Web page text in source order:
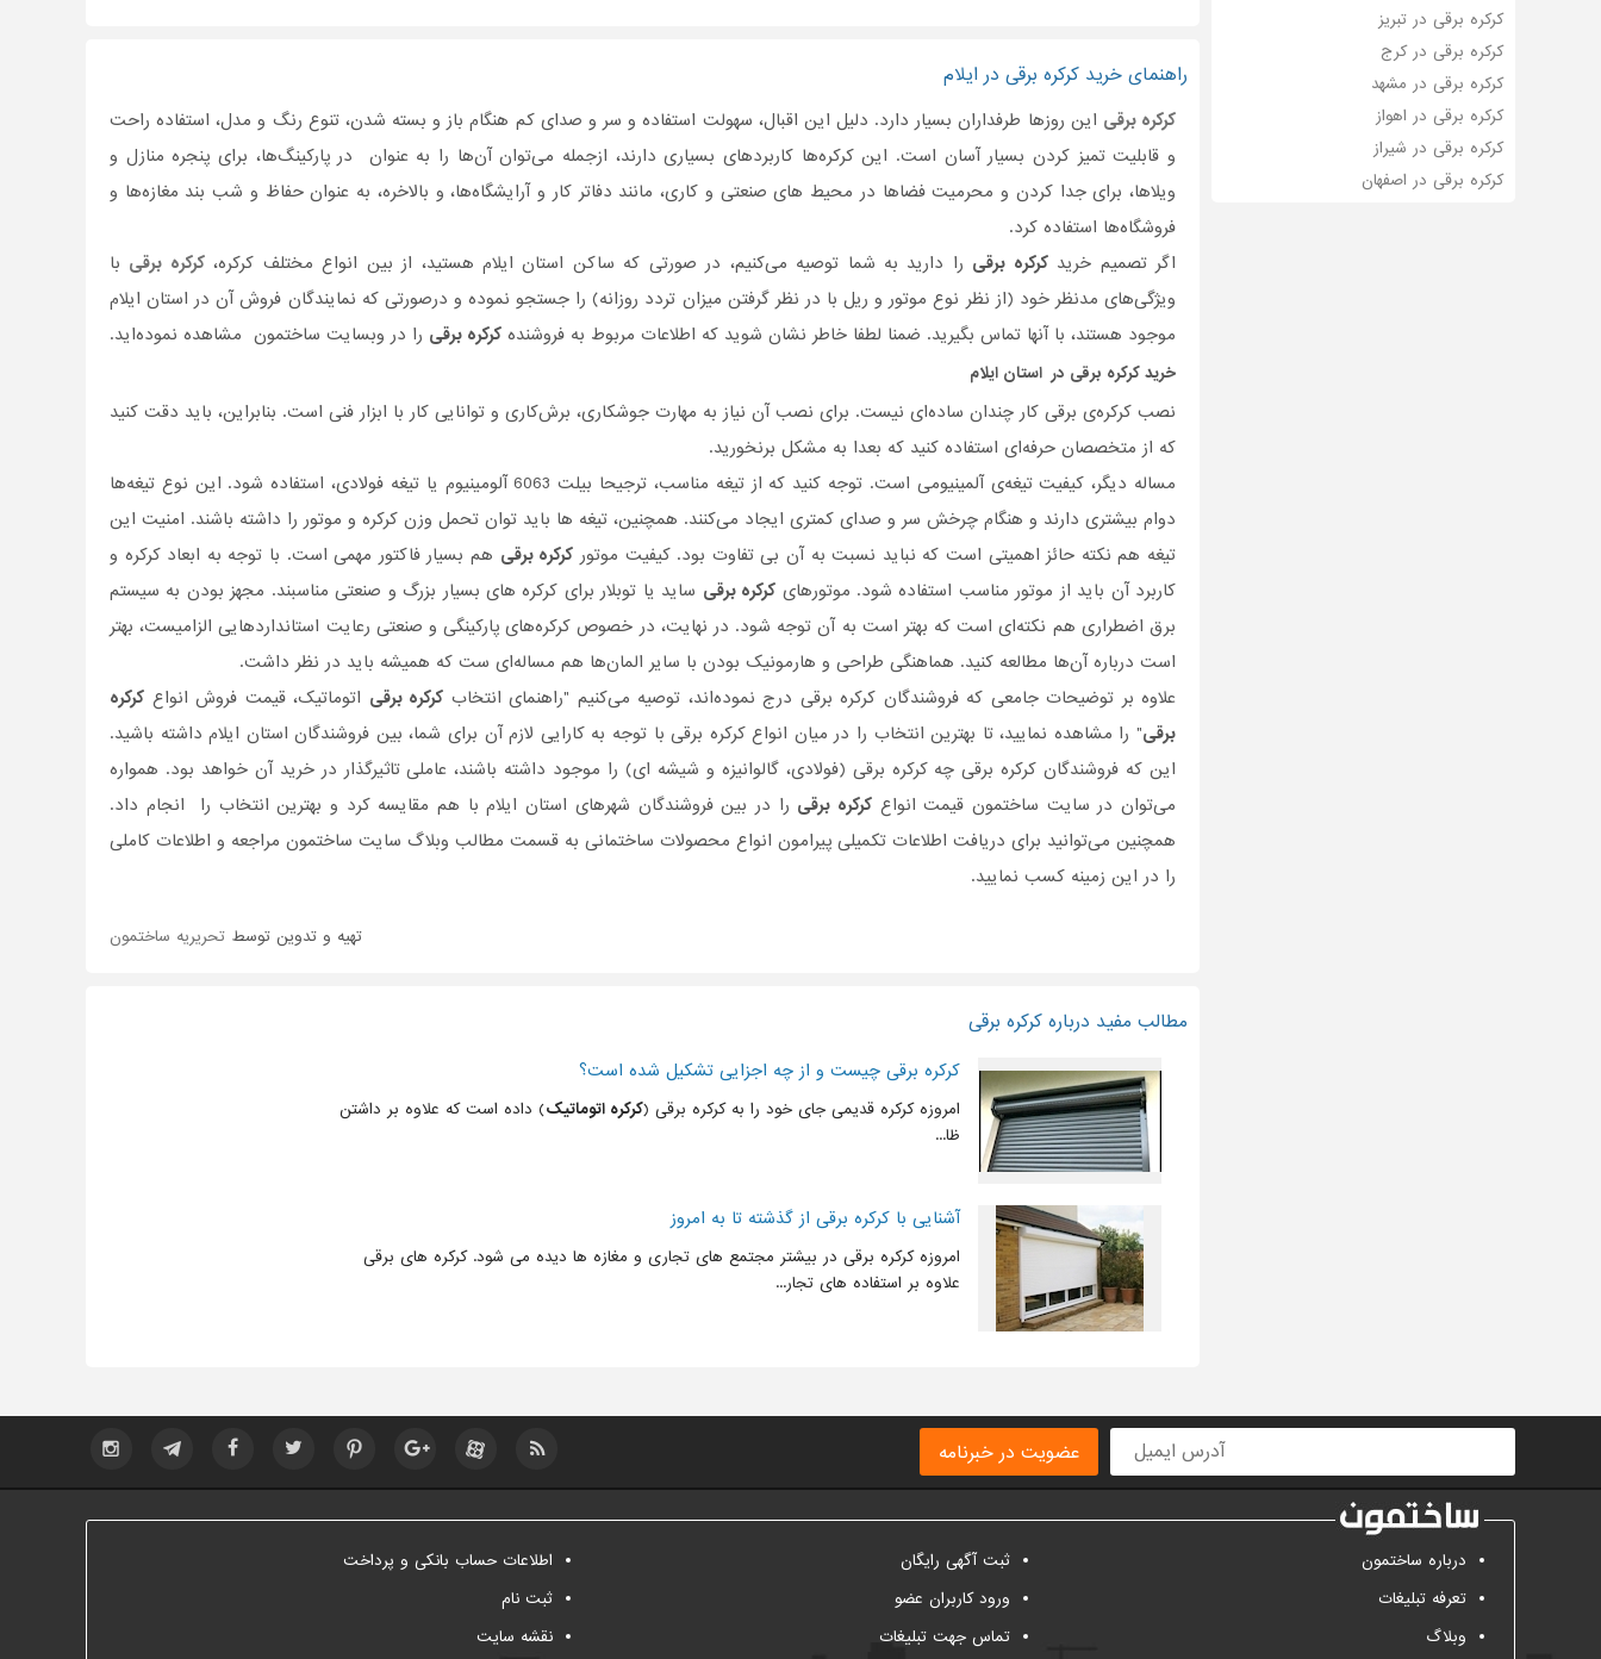
راهنمای خرید کرکره برقی در ایلام
کرکره برقی این روزها طرفداران بسیار دارد. دلیل این اقبال، سهولت استفاده و سر و صدای کم هنگام باز و بسته شدن، تنوع رنگ و مدل، استفاده راحت
و قابلیت تمیز کردن بسیار آسان است. این کرکره‌ها کاربردهای بسیاری دارند، ازجمله می‌توان آن‌ها را به عنوان در ‌پارکینگ‌ها، برای پنجره منازل و
ویلاها، برای جدا کردن و محرمیت فضاها در محیط های صنعتی و کاری، مانند دفاتر کار و آرایشگاه‌ها، و بالاخره، به عنوان حفاظ و شب بند مغازه‌ها و
فروشگا‌ه‌ها استفاده کرد.
اگر تصمیم خریدکرکره برقی را دارید به شما توصیه می‌کنیم، در صورتی که ساکن استان ایلام هستید، از بین انواع مختلف کرکره،کرکره برقی با
ویژگی‌های مدنظر خود (از نظر نوع موتور و ریل با در نظر گرفتن میزان تردد روزانه) را جستجو نموده و درصورتی‌ که نمایندگان فروش آن در استان ایلام
موجود هستند، با آنها تماس بگیرید. ضمنا لطفا خاطر نشان شوید که اطلاعات مربوط به فروشنده کرکره برقی را در وبسایت ساختمون مشاهده نموده‌اید.
خرید کرکره برقی در استان ایلام
نصب کرکره‌ی برقی کار چندان ساده‌ای نیست. برای نصب آن نیاز به مهارت جوشکاری، برش‌کاری و توانایی کار با ابزار فنی است. بنابراین، باید دقت کنید
که از متخصصان حرفه‌ای استفاده کنید که بعدا به مشکل برنخورید.
مساله دیگر، کیفیت تیغه‌ی آلمینیومی است. توجه کنید که از تیغه مناسب، ترجیحا بیلت 6063 آلومینیوم یا تیغه فولادی، استفاده شود. این نوع تیغه‌ها
دوام بیشتری دارند و هنگام چرخش سر و صدای کمتری ایجاد می‌کنند. همچنین، تیغه ها باید توان تحمل وزن کرکره و موتور را داشته باشند. امنیت این
تیغه هم نکته حائز اهمیتی است که نباید نسبت به آن بی تفاوت بود. کیفیت موتور کرکره برقی هم بسیار فاکتور مهمی است. با توجه به ابعاد کرکره و
کاربرد آن باید از موتور مناسب استفاده شود. موتورهای کرکره برقی ساید یا توبلار برای کرکره های بسیار بزرگ و صنعتی مناسبند. مجهز بودن به سیستم
برق اضطراری هم نکته‌ای است که بهتر است به آن توجه شود. در نهایت، در خصوص کرکره‌های پارکینگی و صنعتی رعایت استانداردهایی الزامیست، بهتر
است درباره آن‌ها مطالعه کنید. هماهنگی طراحی و هارمونیک بودن با سایر المان‌ها هم مساله‌ای ست که همیشه باید در نظر داشت.
علاوه بر توضیحات جامعی که فروشندگان کرکره‌ برقی درج نموده‌اند، توصیه می‌کنیم "راهنمای انتخاب کرکره برقی اتوماتیک، قیمت فروش انواع کرکره
برقی" را مشاهده نمایید، تا بهترین انتخاب را در میان انواع کرکره‌ برقی با توجه به کارایی لازم آن برای شما، بین فروشندگان استان ایلام داشته باشید.
این که فروشندگان کرکره‌ برقی چه کرکره‌ برقی (فولادی، گالوانیزه و شیشه ای) را موجود داشته باشند، عاملی تاثیر‌گذار در خرید آن خواهد بود. همواره
می‌توان در سایت ساختمون قیمت انواعکرکره برقی را در بین فروشندگان شهرهای استان ایلام با هم مقایسه کرد و بهترین انتخاب را انجام داد.
همچنین می‌توانید برای دریافت اطلاعات تکمیلی پیرامون انواع محصولات ساختمانی به قسمت مطالب وبلاگ سایت ساختمون مراجعه و اطلاعات کاملی
را در این زمینه کسب نمایید.
تهیه و تدوین توسط تحریریه ساختمون
مطالب مفید درباره کرکره برقی
کرکره برقی چیست و از چه اجزایی تشکیل شده است؟
امروزه کرکره قدیمی جای خود را به کرکره برقی (کرکره اتوماتیک) داده است که علاوه بر داشتن
ظا...
آشنایی با کرکره برقی از گذشته تا به امروز
امروزه کرکره برقی در بیشتر مجتمع های تجاری و مغازه ها دیده می شود. کرکره های برقی
علاوه بر استفاده های تجار...
کرکره برقی در تبریز
کرکره برقی در کرج
کرکره برقی در مشهد
کرکره برقی در اهواز
کرکره برقی در شیراز
کرکره برقی در اصفهان
عضویت در خبرنامه
درباره ساختمون
تعرفه تبلیغات
وبلاگ
ثبت آگهی رایگان
ورود کاربران عضو
تماس جهت تبلیغات
اطلاعات حساب بانکی و پرداخت
ثبت نام
نقشه سایت